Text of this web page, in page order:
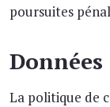
poursuites
La politique de